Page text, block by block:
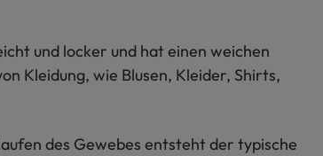
und locker und hat einen weichen
Kleidung, wie Blusen, Kleider, Shirts,
des Gewebes entsteht der typische